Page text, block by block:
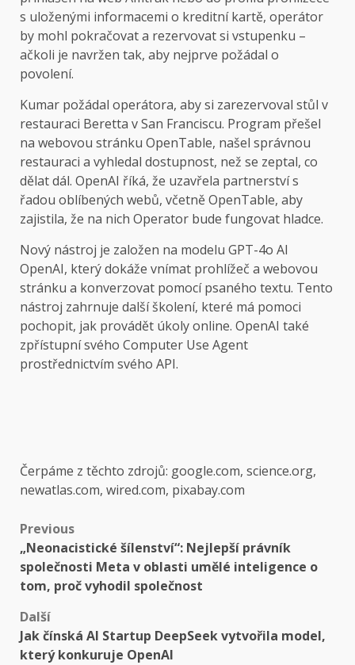
s uloženými informacemi o kreditní kartě, operátor
by mohl pokračovat a rezervovat si vstupenku –
ačkoli je navržen tak, aby nejprve požádal o
povolení.
Kumar požádal operátora, aby si zarezervoval stůl v
restauraci Beretta v San Franciscu. Program přešel
na webovou stránku OpenTable, našel správnou
restauraci a vyhledal dostupnost, než se zeptal, co
dělat dál. OpenAI říká, že uzavřela partnerství s
řadou oblíbených webů, včetně OpenTable, aby
zajistila, že na nich Operator bude fungovat hladce.
Nový nástroj je založen na modelu GPT-4o AI
OpenAI, který dokáže vnímat prohlížeč a webovou
stránku a konverzovat pomocí psaného textu. Tento
nástroj zahrnuje další školení, které má pomoci
pochopit, jak provádět úkoly online. OpenAI také
zpřístupní svého Computer Use Agent
prostřednictvím svého API.
Čerpáme z těchto zdrojů: google.com, science.org,
newatlas.com, wired.com, pixabay.com
Post
navigation
Previous
„Neonacistické šílenství“: Nejlepší právník
společnosti Meta v oblasti umělé inteligence o
tom, proč vyhodil společnost
Další
Jak čínská AI Startup DeepSeek vytvořila model,
který konkuruje OpenAI